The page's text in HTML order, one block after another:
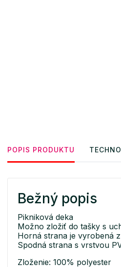
POPIS PRODUKTU
Bežný popis
Pikniková deka
Možno zložiť do tašky s
Horná strana je vyrobená
Spodná strana s vrstvou
Zloženie: 100% polyester